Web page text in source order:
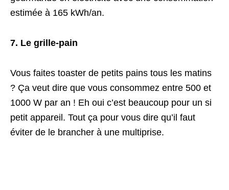
estimée à 165 kWh/an.
7. Le grille-pain
Vous faites toaster de petits pains tous les matins
? Ça veut dire que vous consommez entre 500 et
1000 W par an ! Eh oui c’est beaucoup pour un si
petit appareil. Tout ça pour vous dire qu’il faut
éviter de le brancher à une multiprise.